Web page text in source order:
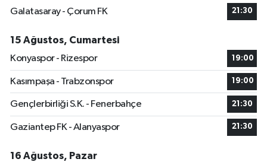
Galatasaray - Çorum FK
21:30
15 Ağustos, Cumartesi
Konyaspor - Rizespor
19:00
Kasımpaşa - Trabzonspor 19:00
Gençlerbirliği S.K. - Fenerbahçe 21:30
Gaziantep FK - Alanyaspor 21:30
16 Ağustos, Pazar